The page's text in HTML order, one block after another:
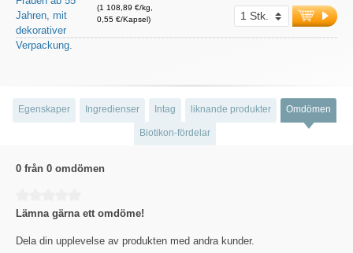
(1 108,89 €/kg,
0,55 €/Kapsel)
Egenskaper Ingredienser Intag liknande produkter Omdömen
Biotikon-fördelar
0 från 0 omdömen
Lämna gärna ett omdöme!
Dela din upplevelse av produkten med andra kunder.